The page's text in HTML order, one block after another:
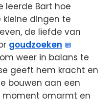
leerde Bart hoe
dingen te
de liefde van
goudzoeken
weer in balans te
geeft hem kracht en
bouwen aan een
moment omarmt en